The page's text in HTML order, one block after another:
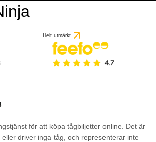
Helt utmärkt
för att köpa tågbiljetter online. Det är
driver inga tåg, och representerar inte